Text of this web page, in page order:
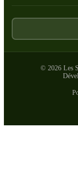
© 2026 Les